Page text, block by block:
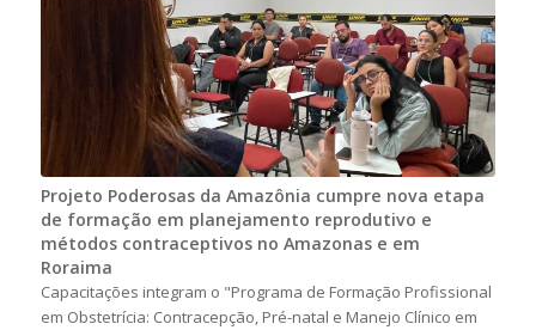
Projeto Poderosas da Amazônia cumpre nova etapa
de formação em planejamento reprodutivo e
métodos contraceptivos no Amazonas e em
Roraima
Capacitações integram o "Programa de Formação Profissional
em Obstetrícia: Contracepção, Pré-natal e Manejo Clínico em